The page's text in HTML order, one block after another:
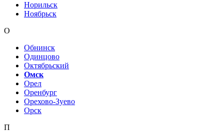
Норильск
Ноябрьск
О
Обнинск
Одинцово
Октябрьский
Омск
Орел
Оренбург
Орехово-Зуево
Орск
П